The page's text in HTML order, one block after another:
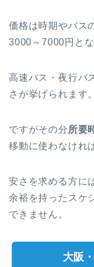
価格は時期やバス
3000～7000円とな
高速バス・夜行バ
さが挙げられます。
ですがその分 所要
移動に使わなけれ
安さを求める方に
余裕を持ったスケ
できません。
大阪